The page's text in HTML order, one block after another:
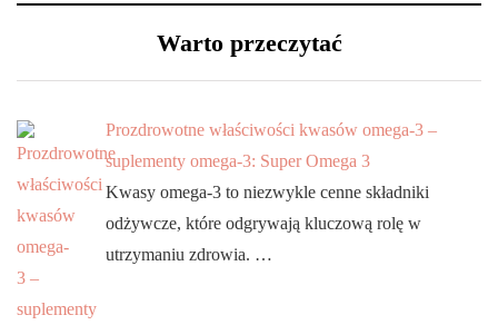
Warto przeczytać
Prozdrowotne właściwości kwasów omega-3 –
suplementy omega-3: Super Omega 3
Kwasy omega-3 to niezwykle cenne składniki
odżywcze, które odgrywają kluczową rolę w
utrzymaniu zdrowia. …